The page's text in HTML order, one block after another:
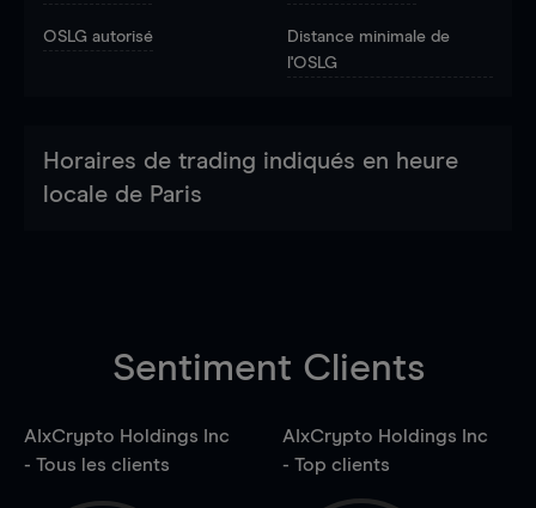
OSLG autorisé
Distance minimale de
l'OSLG
Horaires de trading indiqués en heure
locale de Paris
Sentiment Clients
AIxCrypto Holdings Inc
- Tous les clients
AIxCrypto Holdings Inc
- Top clients